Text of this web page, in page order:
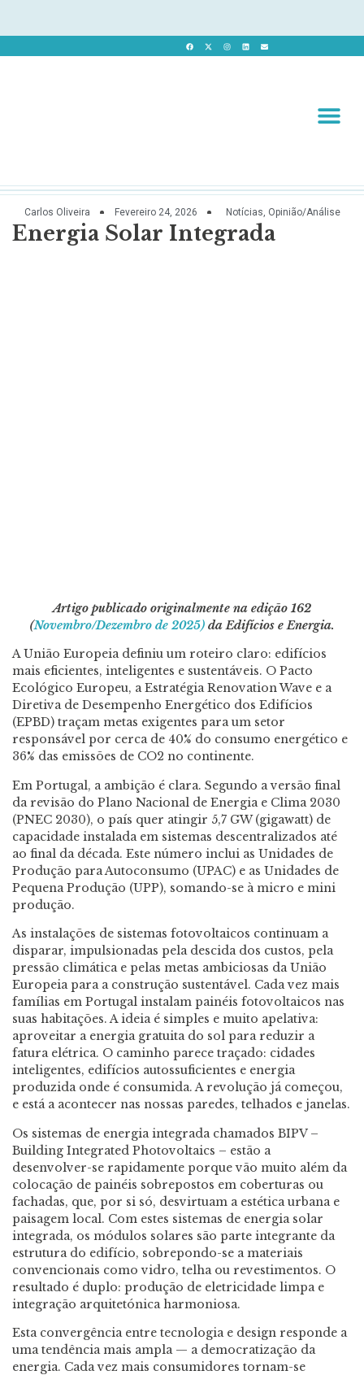
Carlos Oliveira Fevereiro 24, 2026 Notícias, Opinião/Análise
Energia Solar Integrada
Artigo publicado originalmente na edição 162
(Novembro/Dezembro de 2025)da Edifícios e Energia.
A União Europeia definiu um roteiro claro: edifícios
mais eficientes, inteligentes e sustentáveis. O Pacto
Ecológico Europeu, a Estratégia Renovation Wave e a
Diretiva de Desempenho Energético dos Edifícios
(EPBD) traçam metas exigentes para um setor
responsável por cerca de 40% do consumo energético e
36% das emissões de CO2 no continente.
Em Portugal, a ambição é clara. Segundo a versão final
da revisão do Plano Nacional de Energia e Clima 2030
(PNEC 2030), o país quer atingir 5,7 GW (gigawatt) de
capacidade instalada em sistemas descentralizados até
ao final da década. Este número inclui as Unidades de
Produção para Autoconsumo (UPAC) e as Unidades de
Pequena Produção (UPP), somando-se à micro e mini
produção.
As instalações de sistemas fotovoltaicos continuam a
disparar, impulsionadas pela descida dos custos, pela
pressão climática e pelas metas ambiciosas da União
Europeia para a construção sustentável. Cada vez mais
famílias em Portugal instalam painéis fotovoltaicos nas
suas habitações. A ideia é simples e muito apelativa:
aproveitar a energia gratuita do sol para reduzir a
fatura elétrica. O caminho parece traçado: cidades
inteligentes, edifícios autossuficientes e energia
produzida onde é consumida. A revolução já começou,
e está a acontecer nas nossas paredes, telhados e janelas.
Os sistemas de energia integrada chamados BIPV –
Building Integrated Photovoltaics – estão a
desenvolver-se rapidamente porque vão muito além da
colocação de painéis sobrepostos em coberturas ou
fachadas, que, por si só, desvirtuam a estética urbana e
paisagem local. Com estes sistemas de energia solar
integrada, os módulos solares são parte integrante da
estrutura do edifício, sobrepondo-se a materiais
convencionais como vidro, telha ou revestimentos. O
resultado é duplo: produção de eletricidade limpa e
integração arquitetónica harmoniosa.
Esta convergência entre tecnologia e design responde a
uma tendência mais ampla — a democratização da
energia. Cada vez mais consumidores tornam-se